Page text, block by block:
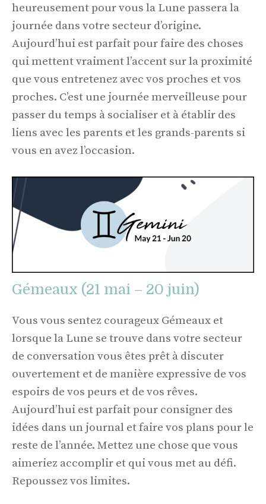
heureusement pour vous la Lune passera la
journée dans votre secteur d’origine.
Aujourd’hui est parfait pour faire des choses
qui mettent vraiment l’accent sur la proximité
que vous entretenez avec vos proches et vos
proches. C’est une journée merveilleuse pour
passer du temps à socialiser et à établir des
liens avec les parents et les grands-parents si
vous en avez l’occasion.
Gémeaux (21 mai – 20 juin)
Vous vous sentez courageux Gémeaux et
lorsque la Lune se trouve dans votre secteur
de conversation vous êtes prêt à discuter
ouvertement et de manière expressive de vos
espoirs de vos peurs et de vos rêves.
Aujourd’hui est parfait pour consigner des
idées dans un journal et faire vos plans pour le
reste de l’année. Mettez une chose que vous
aimeriez accomplir et qui vous met au défi.
Repoussez vos limites.